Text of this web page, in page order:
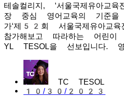
테솔컬리지, ‘서울국제유아교
장 중심 영어교육의 기준을
가‘제52회 서울국제유아교육전
참가해보고 따라하는 어린
YL TESOL을 선보입니다. 영
TC TESOL
10/30/2023